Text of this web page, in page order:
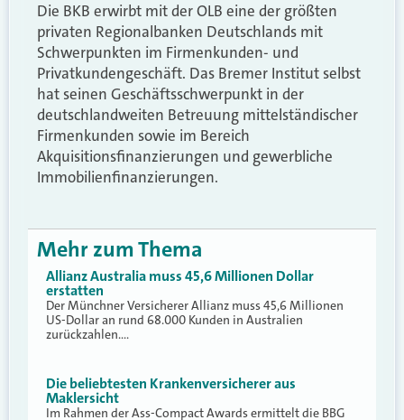
Die BKB erwirbt mit der OLB eine der größten
privaten Regionalbanken Deutschlands mit
Schwerpunkten im Firmenkunden- und
Privatkundengeschäft. Das Bremer Institut selbst
hat seinen Geschäftsschwerpunkt in der
deutschlandweiten Betreuung mittelständischer
Firmenkunden sowie im Bereich
Akquisitionsfinanzierungen und gewerbliche
Immobilienfinanzierungen.
Mehr zum Thema
Allianz Australia muss 45,6 Millionen Dollar
erstatten
Der Münchner Versicherer Allianz muss 45,6 Millionen
US-Dollar an rund 68.000 Kunden in Australien
zurückzahlen.…
Die beliebtesten Krankenversicherer aus
Maklersicht
Im Rahmen der Ass-Compact Awards ermittelt die BBG